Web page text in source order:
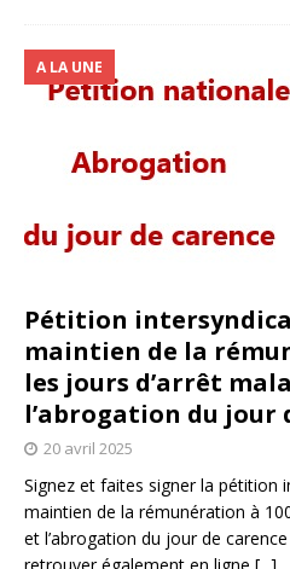
Pétition
maintien de la
les jours d’arrêt
l’abrogation du jour
A LA UNE
20 avril 2025
Signez et faites signer la pétition
maintien de la rémunération à
et l’abrogation du jour de